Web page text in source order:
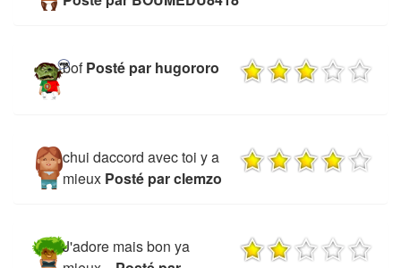
bof Posté par hugororo
chui daccord avec toi y a
mieux Posté par clemzo
J'adore mais bon ya